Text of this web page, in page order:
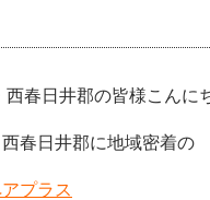
春日井郡の皆様こんに
春日井郡に地域密着の
プラス